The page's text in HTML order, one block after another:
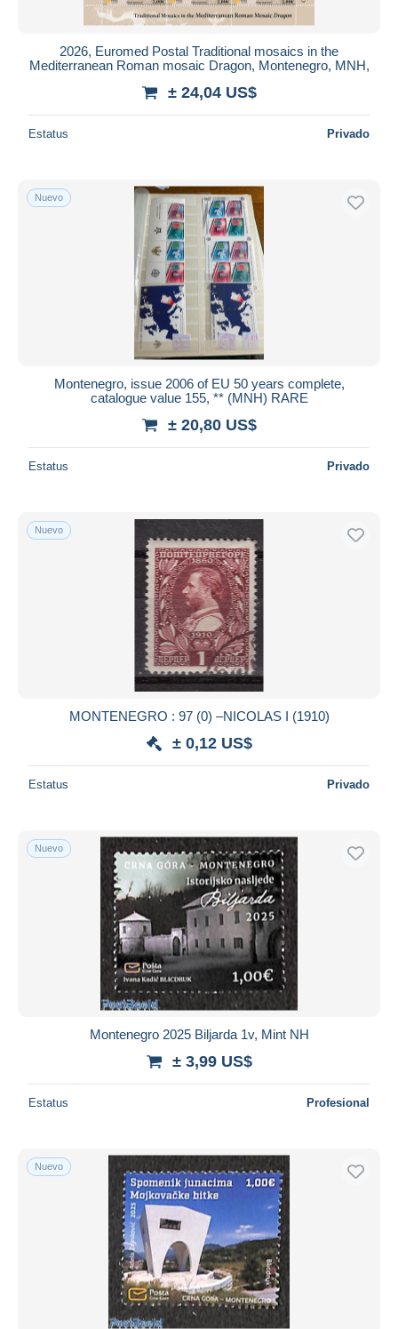
2026, Euromed Postal Traditional mosaics in the
Mediterranean Roman mosaic Dragon, Montenegro, MNH,
± 24,04 US$
Estatus Privado
Nuevo
Montenegro, issue 2006 of EU 50 years complete,
catalogue value 155, ** (MNH) RARE
± 20,80 US$
Estatus Privado
Nuevo
MONTENEGRO : 97 (0) –NICOLAS I (1910)
± 0,12 US$
Estatus Privado
Nuevo
Montenegro 2025 Biljarda 1v, Mint NH
± 3,99 US$
Estatus Profesional
Nuevo